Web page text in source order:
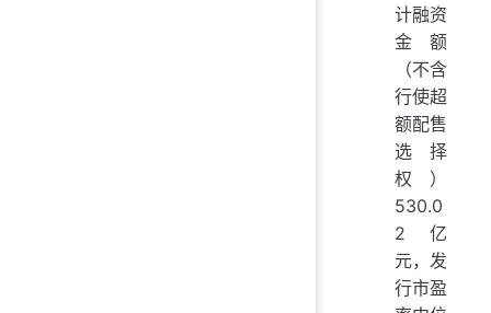
计融资
金额
（不含
行使超
额配售
选择
权）
530.0
2亿
元，发
行市盈